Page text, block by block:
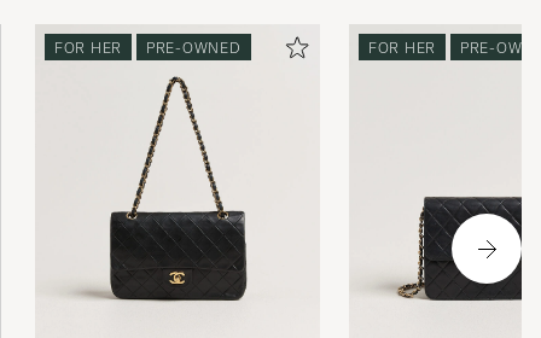
FOR HER PRE-OWNED FOR HER PRE-